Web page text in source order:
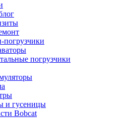
погрузчики
и гусеницы
Bobcat